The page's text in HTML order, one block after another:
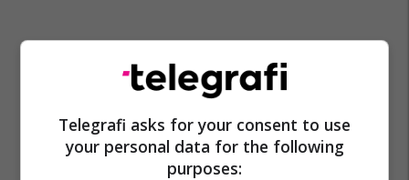
Telegrafi asks for your consent to use
your personal data for the following
purposes: